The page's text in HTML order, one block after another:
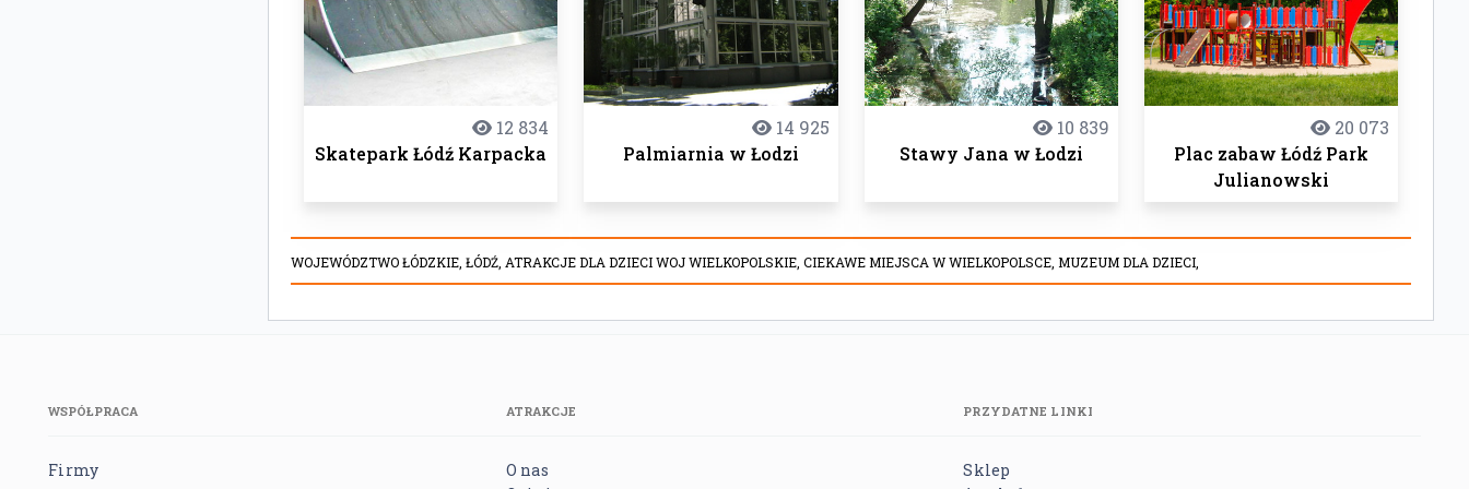
12 834
Skatepark Łódź Karpacka
14 925
Palmiarnia w Łodzi
10 839
Stawy Jana w Łodzi
20 073
Plac zabaw Łódź Park
Julianowski
WOJEWÓDZTWO ŁÓDZKIE,ŁÓDŹ,ATRAKCJE DLA DZIECI WOJ WIELKOPOLSKIE,CIEKAWE MIEJSCA W WIELKOPOLSCE,MUZEUM DLA DZIECI,
WSPÓŁPRACA
Firmy
ATRAKCJE
O nas
PRZYDATNE LINKI
Sklep